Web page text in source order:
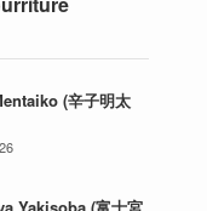
(辛子明太